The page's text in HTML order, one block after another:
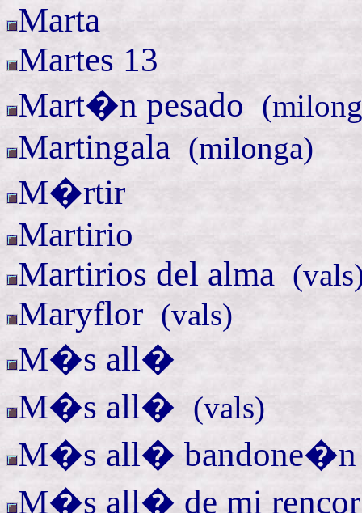
Marta
Martes 13
Mart�n pesado (
Martingala (milonga)
M�rtir
Martirio
Martirios del alma (
Maryflor (vals)
M�s all�
M�s all� (vals)
M�s all� bandone�n
M�s all� de mi rencor